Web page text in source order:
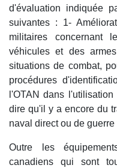
d'évaluation indiquée
suivantes : 1-
militaires concernant
véhicules et des
situations de combat,
procédures
l'OTAN dans
dire qu'il y a encore du
naval direct ou de guerre
Outre les
canadiens qui sont